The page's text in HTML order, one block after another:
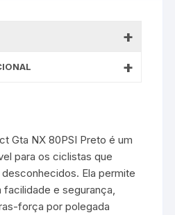
Gta NX 80PSI Preto é um
para os ciclistas que
Ela permite
e segurança,
força por polegada